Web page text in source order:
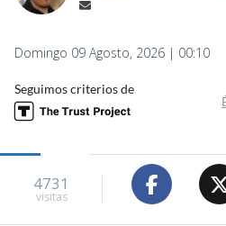
Domingo 09 Agosto, 2026 | 00:10
Seguimos criterios de
4731
visitas